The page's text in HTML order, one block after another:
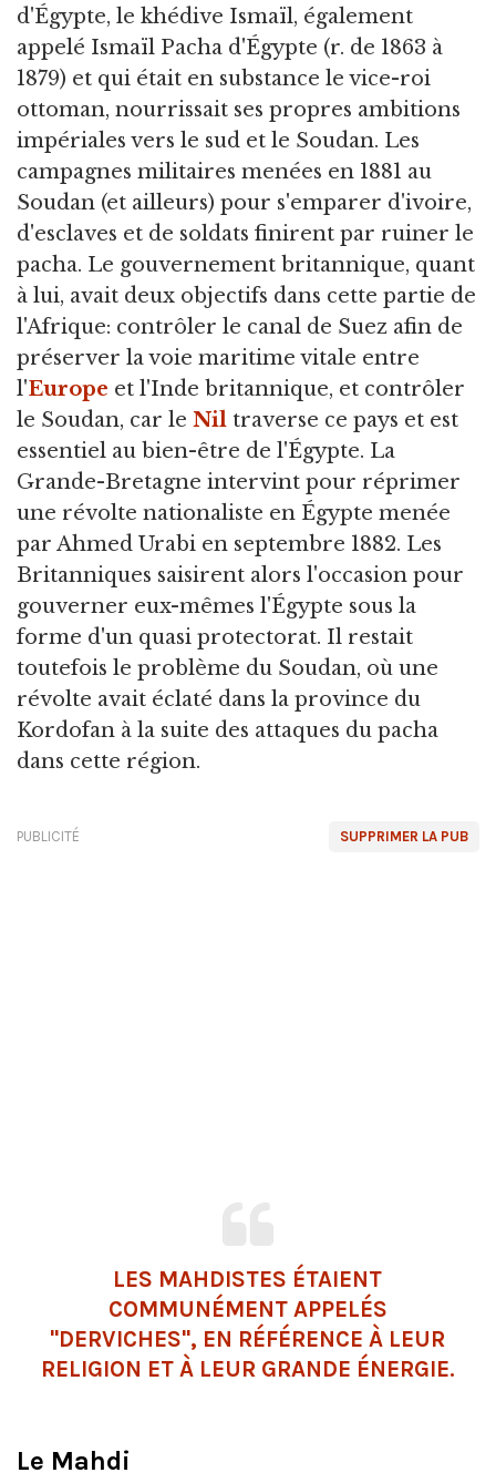
d'Égypte, le khédive Ismaïl, également
appelé Ismaïl Pacha d'Égypte (r. de 1863 à
1879) et qui était en substance le vice-roi
ottoman, nourrissait ses propres ambitions
impériales vers le sud et le Soudan. Les
campagnes militaires menées en 1881 au
Soudan (et ailleurs) pour s'emparer d'ivoire,
d'esclaves et de soldats finirent par ruiner le
pacha. Le gouvernement britannique, quant
à lui, avait deux objectifs dans cette partie de
l'Afrique: contrôler le canal de Suez afin de
préserver la voie maritime vitale entre
l'Europe et l'Inde britannique, et contrôler
le Soudan, car le Nil traverse ce pays et est
essentiel au bien-être de l'Égypte. La
Grande-Bretagne intervint pour réprimer
une révolte nationaliste en Égypte menée
par Ahmed Urabi en septembre 1882. Les
Britanniques saisirent alors l'occasion pour
gouverner eux-mêmes l'Égypte sous la
forme d'un quasi protectorat. Il restait
toutefois le problème du Soudan, où une
révolte avait éclaté dans la province du
Kordofan à la suite des attaques du pacha
dans cette région.
SUPPRIMER LA PUB
PUBLICITÉ
LES MAHDISTES ÉTAIENT
COMMUNÉMENT APPELÉS
"DERVICHES", EN RÉFÉRENCE À LEUR
RELIGION ET À LEUR GRANDE ÉNERGIE.
Le Mahdi